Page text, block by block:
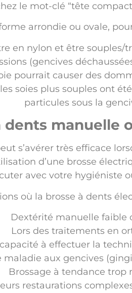
le mot-clé “tête
arrondie ou ovale,
en nylon et être souples/
(gencives
pourrait causer des
soies plus souples ont
particules sous la
dents manuelle
s’avérer très efficace
d’une brosse
avec votre hygiéniste
où la brosse à dents
Dextérité manuelle faible
Lors des traitements en
à effectuer la
aux gencives
Brossage à tendance trop
restaurations